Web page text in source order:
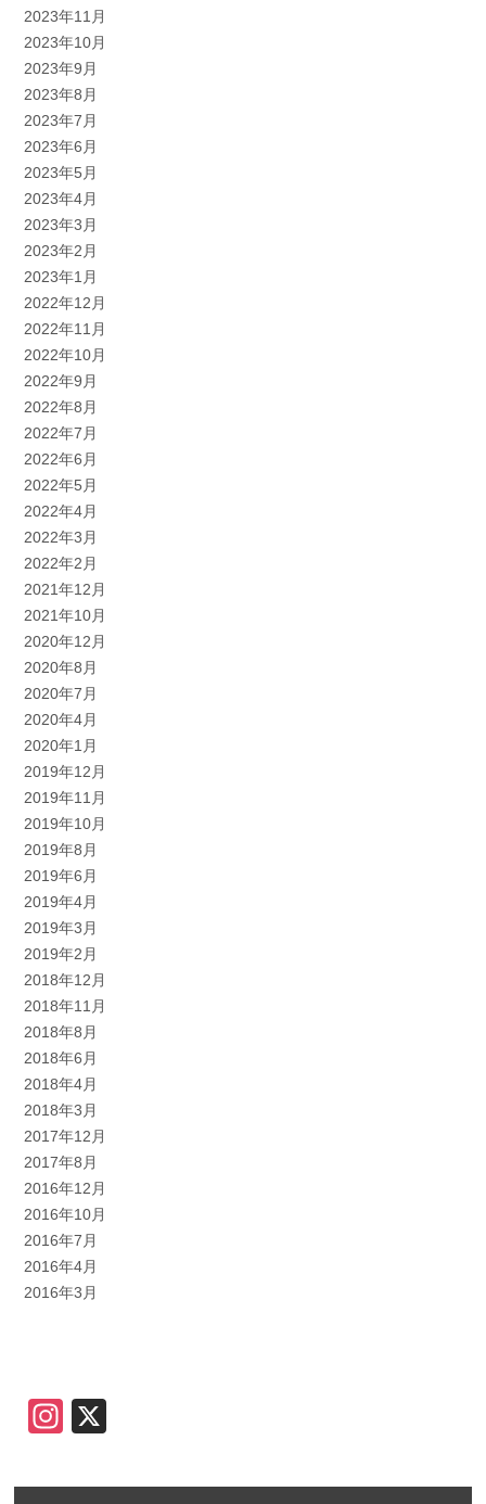
2023年11月
2023年10月
2023年9月
2023年8月
2023年7月
2023年6月
2023年5月
2023年4月
2023年3月
2023年2月
2023年1月
2022年12月
2022年11月
2022年10月
2022年9月
2022年8月
2022年7月
2022年6月
2022年5月
2022年4月
2022年3月
2022年2月
2021年12月
2021年10月
2020年12月
2020年8月
2020年7月
2020年4月
2020年1月
2019年12月
2019年11月
2019年10月
2019年8月
2019年6月
2019年4月
2019年3月
2019年2月
2018年12月
2018年11月
2018年8月
2018年6月
2018年4月
2018年3月
2017年12月
2017年8月
2016年12月
2016年10月
2016年7月
2016年4月
2016年3月
Instagram